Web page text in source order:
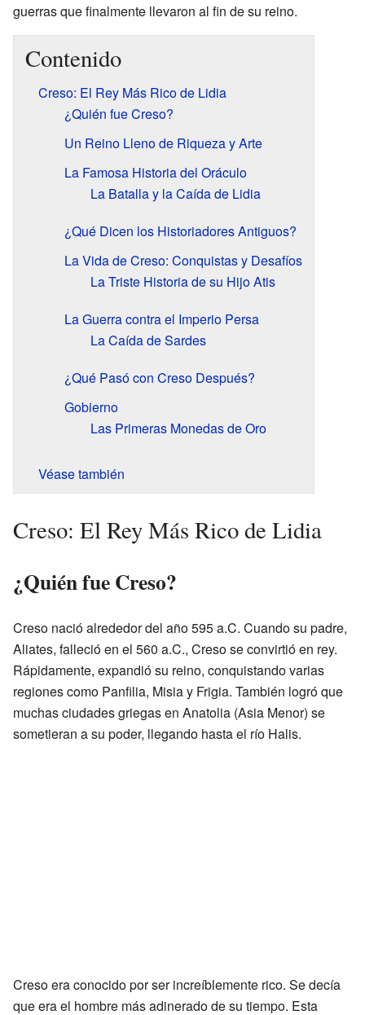
guerras que finalmente llevaron al fin de su reino.
Contenido
Creso: El Rey Más Rico de Lidia
¿Quién fue Creso?
Un Reino Lleno de Riqueza y Arte
La Famosa Historia del Oráculo
La Batalla y la Caída de Lidia
¿Qué Dicen los Historiadores Antiguos?
La Vida de Creso: Conquistas y Desafíos
La Triste Historia de su Hijo Atis
La Guerra contra el Imperio Persa
La Caída de Sardes
¿Qué Pasó con Creso Después?
Gobierno
Las Primeras Monedas de Oro
Véase también
Creso: El Rey Más Rico de Lidia
¿Quién fue Creso?
Creso nació alrededor del año 595 a.C. Cuando su padre,
Aliates, falleció en el 560 a.C., Creso se convirtió en rey.
Rápidamente, expandió su reino, conquistando varias
regiones como Panfilia, Misia y Frigia. También logró que
muchas ciudades griegas en Anatolia (Asia Menor) se
sometieran a su poder, llegando hasta el río Halis.
Creso era conocido por ser increíblemente rico. Se decía
que era el hombre más adinerado de su tiempo. Esta